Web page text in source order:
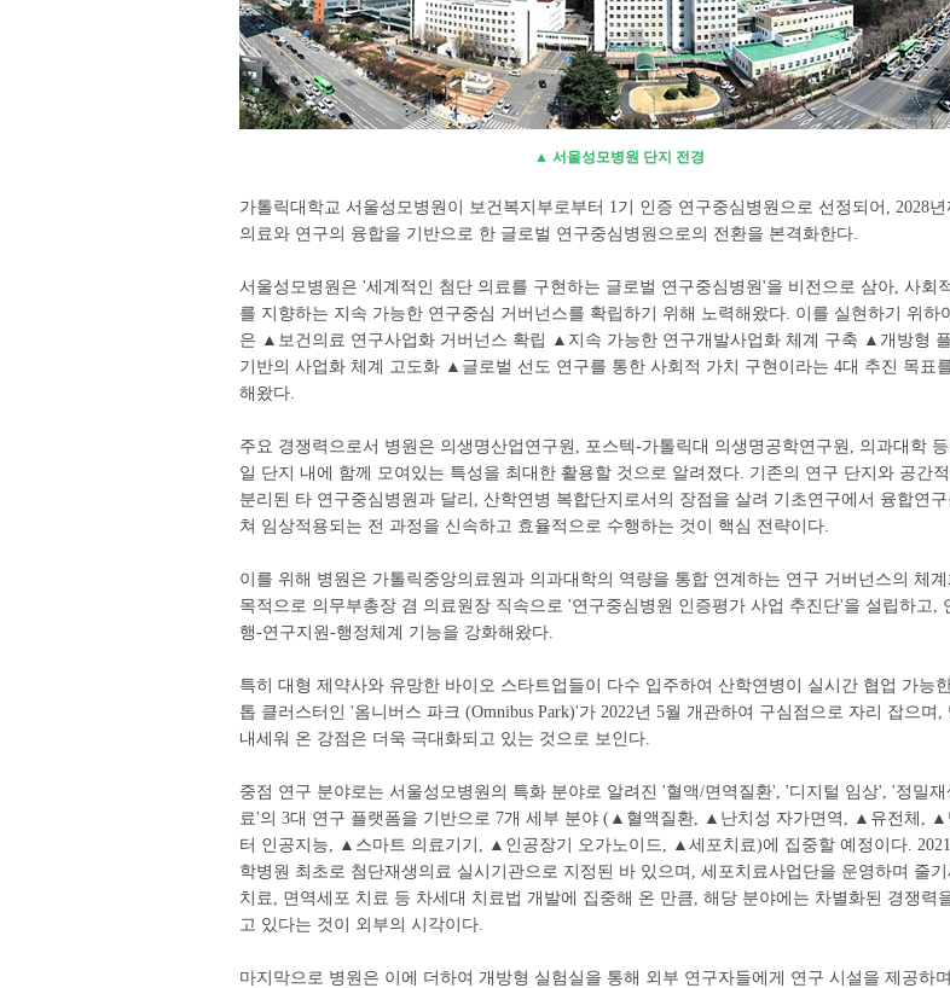
▲ 서울성모병원 단지 전경
가톨릭대학교 서울성모병원이 보건복지부로부터 1기 인증 연구중심병원으로 선정되어, 2028년
의료와 연구의 융합을 기반으로 한 글로벌 연구중심병원으로의 전환을 본격화한다.
서울성모병원은 '세계적인 첨단 의료를 구현하는 글로벌 연구중심병원'을 비전으로 삼아, 사회
를 지향하는 지속 가능한 연구중심 거버넌스를 확립하기 위해 노력해왔다. 이를 실현하기 위하
은 ▲보건의료 연구사업화 거버넌스 확립 ▲지속 가능한 연구개발사업화 체계 구축 ▲개방형
기반의 사업화 체계 고도화 ▲글로벌 선도 연구를 통한 사회적 가치 구현이라는 4대 추진 목표
해왔다.
주요 경쟁력으로서 병원은 의생명산업연구원, 포스텍-가톨릭대 의생명공학연구원, 의과대학
일 단지 내에 함께 모여있는 특성을 최대한 활용할 것으로 알려졌다. 기존의 연구 단지와 공간
분리된 타 연구중심병원과 달리, 산학연병 복합단지로서의 장점을 살려 기초연구에서 융합연구
쳐 임상적용되는 전 과정을 신속하고 효율적으로 수행하는 것이 핵심 전략이다.
이를 위해 병원은 가톨릭중앙의료원과 의과대학의 역량을 통합 연계하는 연구 거버넌스의 체계
목적으로 의무부총장 겸 의료원장 직속으로 '연구중심병원 인증평가 사업 추진단'을 설립하고,
행-연구지원-행정체계 기능을 강화해왔다.
특히 대형 제약사와 유망한 바이오 스타트업들이 다수 입주하여 산학연병이 실시간 협업 가능
톱 클러스터인 '옴니버스 파크 (Omnibus Park)'가 2022년 5월 개관하여 구심점으로 자리 잡으며,
내세워 온 강점은 더욱 극대화되고 있는 것으로 보인다.
중점 연구 분야로는 서울성모병원의 특화 분야로 알려진 '혈액/면역질환', '디지털 임상', '정밀재
료'의 3대 연구 플랫폼을 기반으로 7개 세부 분야 (▲혈액질환, ▲난치성 자가면역, ▲유전체, ▲
터 인공지능, ▲스마트 의료기기, ▲인공장기 오가노이드, ▲세포치료)에 집중할 예정이다.
학병원 최초로 첨단재생의료 실시기관으로 지정된 바 있으며, 세포치료사업단을 운영하며 줄기
치료, 면역세포 치료 등 차세대 치료법 개발에 집중해 온 만큼, 해당 분야에는 차별화된 경쟁력
고 있다는 것이 외부의 시각이다.
마지막으로 병원은 이에 더하여 개방형 실험실을 통해 외부 연구자들에게 연구 시설을 제공하